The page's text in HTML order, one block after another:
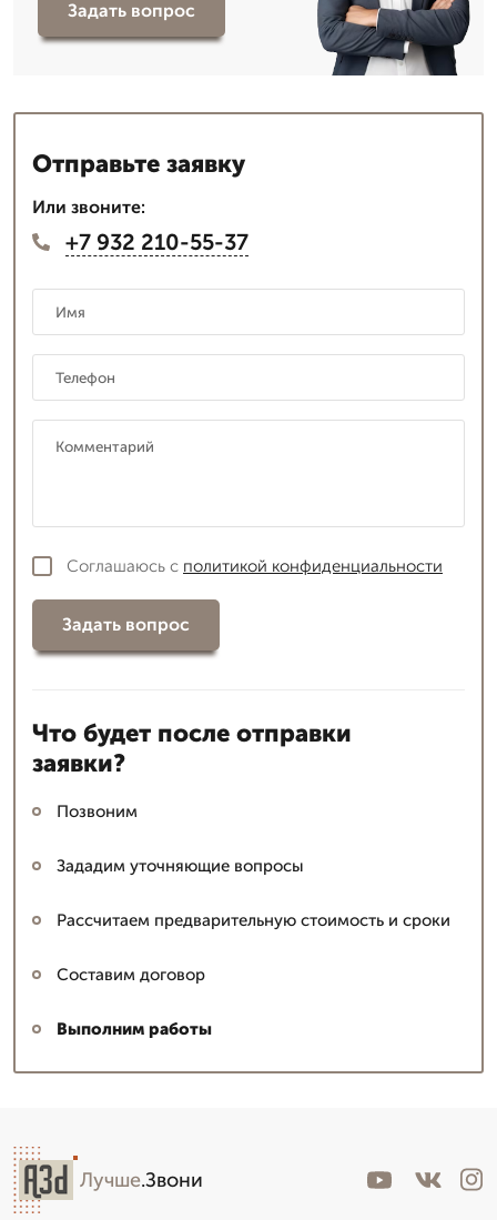
Задать вопрос
Отправьте заявку
Или звоните:
+7 932 210-55-37
Соглашаюсь с политикой конфиденциальности
Задать вопрос
Что будет после отправки
заявки?
Позвоним
Зададим уточняющие вопросы
Рассчитаем предварительную стоимость и сроки
Составим договор
Выполним работы
Лучше.Звони